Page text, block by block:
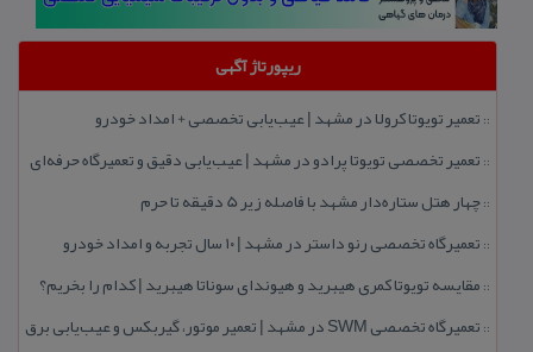
ریپورتاژ آگهی
:: تعمیر تویوتا كرولا در مشهد | عیب‌یابی تخصصی + امداد خودرو
:: تعمیر تخصصی تویوتا پرادو در مشهد | عیب‌یابی دقیق و تعمیرگاه حرفه‌ای
::چهار هتل‌ ستاره‌دار مشهد با فاصله زیر 5 دقیقه تا حرم
:: تعمیرگاه تخصصی رنو داستر در مشهد | ۱۰ سال تجربه و امداد خودرو
:: مقایسه تویوتا كمری هیبرید و هیوندای سوناتا هیبرید | كدام را بخریم؟
:: تعمیرگاه تخصصی SWM در مشهد | تعمیر موتور، گیربكس و عیب‌یابی برق